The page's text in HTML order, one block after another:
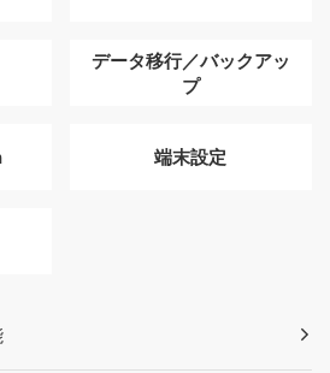
データ移行／バックアッ
プ
端末設定